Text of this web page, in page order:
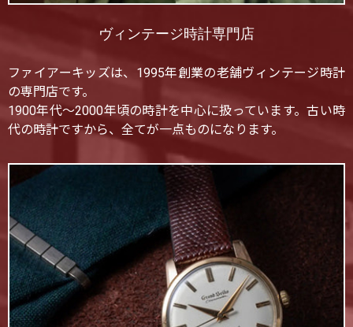
ヴィンテージ時計専門店
ファイアーキッズは、1995年創業の老舗ヴィンテージ時計
の専門店です。
1900年代〜2000年頃の時計を中心に扱っています。古い時
代の時計ですから、全てが一点ものになります。